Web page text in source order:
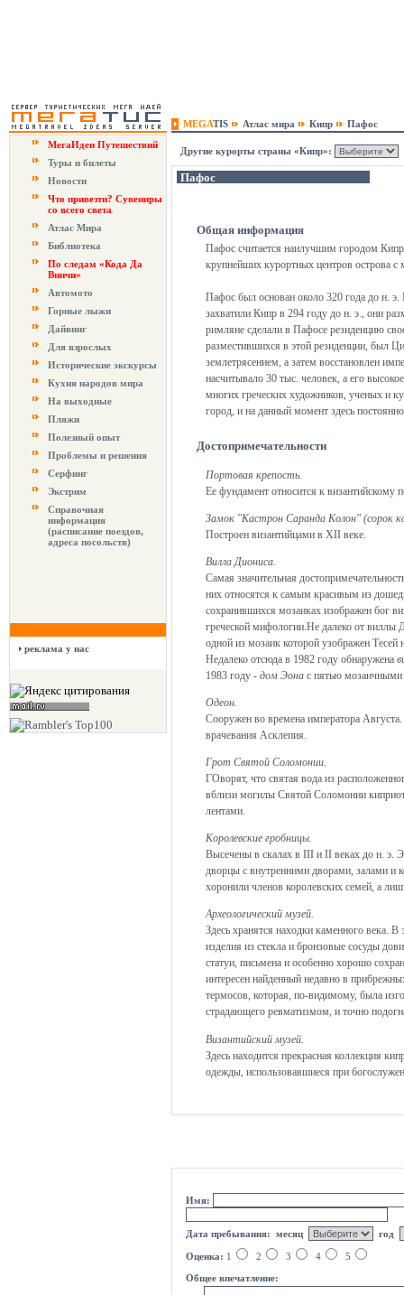
MEGATIS Атлас мира Кипр
Пафос
МегаИдеи Путешествий
Туры и билеты
Новости
Что привезти? Сувениры
со всего света
Атлас Мира
Библиотека
По следам «Кода Да
Винчи»
Автомото
Горные лыжи
Дайвинг
Для взрослых
Исторические экскурсы
Кухня народов мира
На выходные
Пляжи
Полезный опыт
Проблемы и решения
Серфинг
Экстрим
Справочная
информация
(расписание поездов,
адреса посольств)
реклама у нас
Другие курорты страны «Кипр»:
Пафос
Общая информация
Пафос считается наилучшим городом
крупнейших курортных центров острова
Пафос был основан около 320 года до н. э.
захватили Кипр в 294 году до н. э., они
римляне сделали в Пафосе резиденцию
разместившихся в этой резиденции, был
землетрясением, а затем восстановлен
насчитывало 30 тыс. человек, а его
многих греческих художников, ученых и
город, и на данный момент здесь
Достопримечательности
Портовая крепость.
Ее фундамент относится к византийскому
Замок "Кастрон Саранда Колон" (сорок
Построен византийцами в XII веке.
Вилла Диониса.
Самая значительная
них относятся к самым красивым из
сохранившихся мозаиках изображен бог
греческой мифологии.Не далеко от виллы
одной из мозаик которой узображен
Недалеко отсюда в 1982 году обнаружена
1983 году - дом Эона с пятью мозаичными
Одеон.
Сооружен во времена императора
врачевания Асклепия.
Грот Святой Соломонии.
ГОворят, что святая вода из
вблизи могилы Святой Соломонии
лентами.
Королевские гробницы.
Высечены в скалах в III и II веках до н. э.
дворцы с внутренними дворами, залами и
хоронили членов королевских семей, а
Археологический музей.
Здесь хранятся находки каменного века.
изделия из стекла и бронзовые сосуды
статуи, письмена и особенно хорошо
интересен найденный недавно в
термосов, которая, по-видимому, была
страдающего ревматизмом, и точно
Византийский музей.
Здесь находится прекрасная коллекция
одежды, использовавшиеся при
Имя:
Дата пребывания: месяц год
Оценка: 1 2 3 4
5
Общее впечатление: